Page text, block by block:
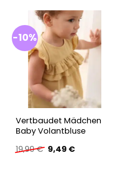
-10%
Vertbaudet Mädchen
Baby Volantbluse
19,99€ Ursprünglicher
Preis
9,49 €Aktueller